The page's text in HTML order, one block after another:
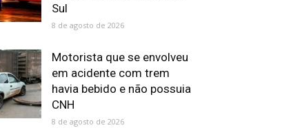
Sul
8 de agosto de 2026
Motorista que se envolveu
em acidente com trem
havia bebido e não possuia
CNH
8 de agosto de 2026